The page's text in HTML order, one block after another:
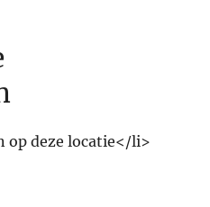
op deze locatie</li>